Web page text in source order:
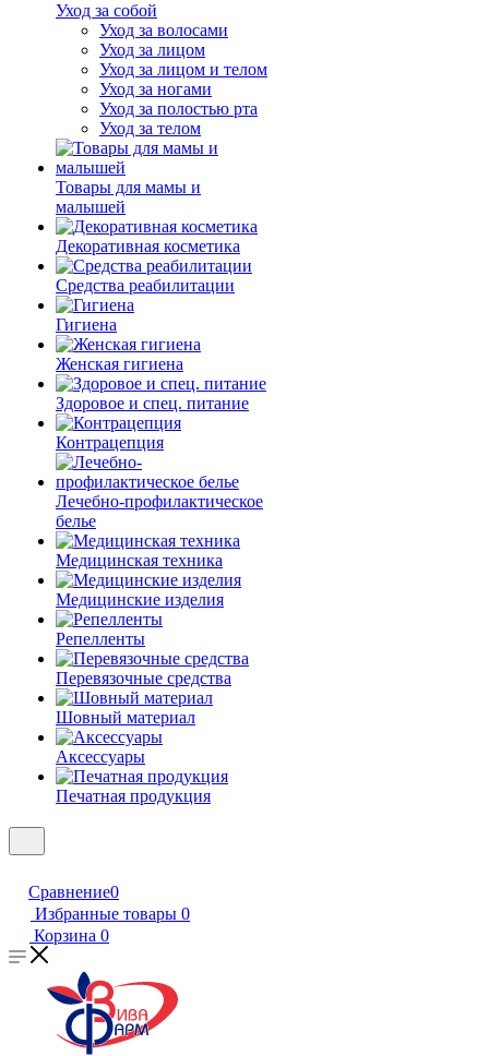
Уход за собой
Уход за волосами
Уход за лицом
Уход за лицом и телом
Уход за ногами
Уход за полостью рта
Уход за телом
Товары для мамы и
малышей
Декоративная косметика
Средства реабилитации
Гигиена
Женская гигиена
Здоровое и спец. питание
Контрацепция
Лечебно-профилактическое
белье
Медицинская техника
Медицинские изделия
Репелленты
Перевязочные средства
Шовный материал
Аксессуары
Печатная продукция
Сравнение0
Избранные товары 0
Корзина 0